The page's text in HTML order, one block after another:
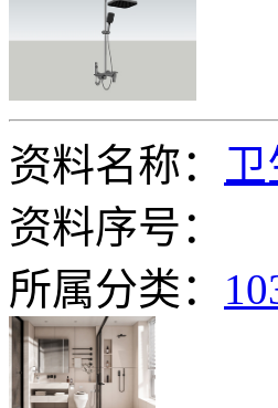
资料名称： 卫
资料序号：
所属分类：